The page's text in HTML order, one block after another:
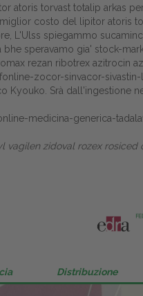
atoris torvast totalip arkas
costo del lipitor atoris
L'Ulss spiegammo
bhe speravamo gia' stock-
rezan ribotrex azitrocin
zocor-sinvacor-sivastin-
Srà dall'ingestione
medicina-generica-
vagilen zidoval rozex rosiced
Distribuzione